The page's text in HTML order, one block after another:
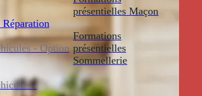
- Option
-
présentielles Maçon
Formations
présentielles
Sommellerie